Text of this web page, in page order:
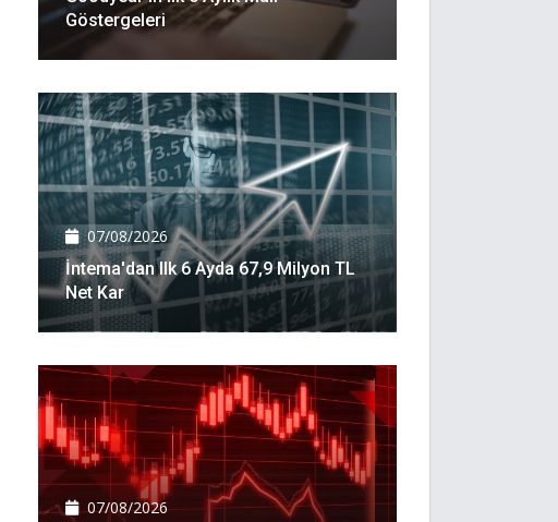
Göstergeleri
07/08/2026
İntema'dan Ilk 6 Ayda 67,9 Milyon TL
Net Kar
07/08/2026